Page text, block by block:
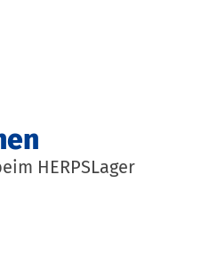
HERPSLager